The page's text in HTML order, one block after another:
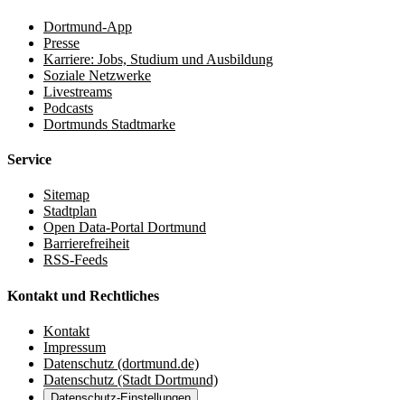
Dortmund-App
Presse
Karriere: Jobs, Studium und Ausbildung
Soziale Netzwerke
Livestreams
Podcasts
Dortmunds Stadtmarke
Service
Sitemap
Stadtplan
Open Data-Portal Dortmund
Barrierefreiheit
RSS-Feeds
Kontakt und Rechtliches
Kontakt
Impressum
Datenschutz (dortmund.de)
Datenschutz (Stadt Dortmund)